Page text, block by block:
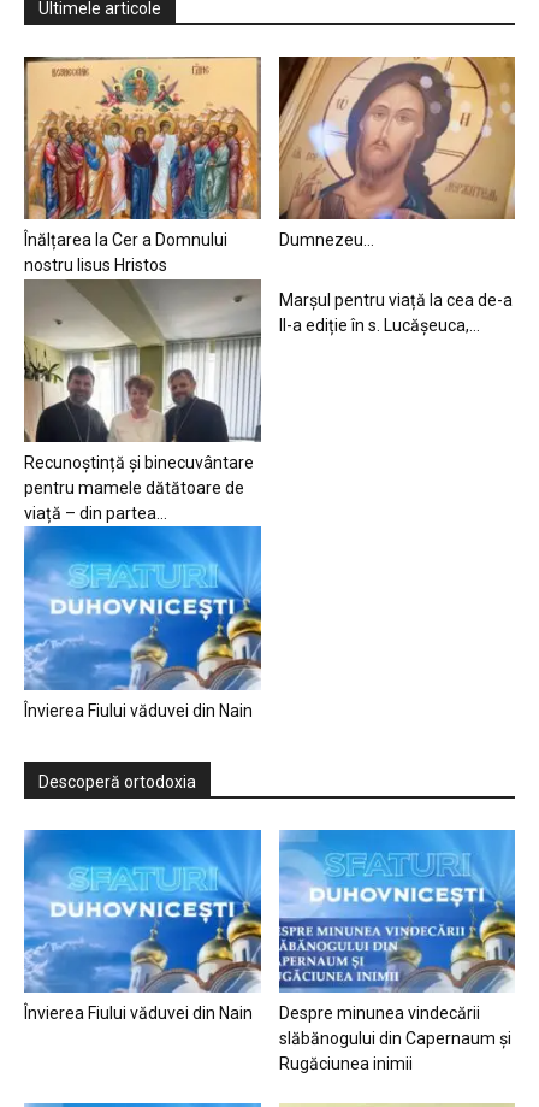
Ultimele articole
Înălțarea la Cer a Domnului
nostru Iisus Hristos
Dumnezeu…
Recunoștință și binecuvântare
pentru mamele dătătoare de
viață – din partea...
Marșul pentru viață la cea de-a
II-a ediție în s. Lucășeuca,...
Învierea Fiului văduvei din Nain
Descoperă ortodoxia
Învierea Fiului văduvei din Nain
Despre minunea vindecării
slăbănogului din Capernaum și
Rugăciunea inimii